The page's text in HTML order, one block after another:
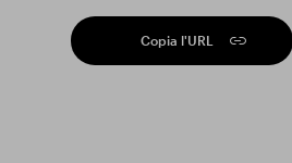
Copia l'URL